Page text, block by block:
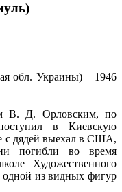
обл. Украины) – 1946
В. Д. Орловским, по
в Киевскую
с дядей выехал в США,
погибли во время
Художественного
одной из видных фигур